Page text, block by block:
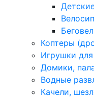
Коптеры
Игрушки
Домики,
Водные
Качели,